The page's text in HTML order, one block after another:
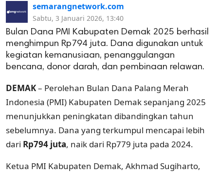
semarangnetwork.com
Sabtu, 3 Januari 2026, 13:40
Bulan Dana PMI Kabupaten Demak 2025 berhasil
menghimpun Rp794 juta. Dana digunakan untuk
kegiatan kemanusiaan, penanggulangan
bencana, donor darah, dan pembinaan relawan.
DEMAK– Perolehan Bulan Dana Palang Merah
Indonesia (PMI) Kabupaten Demak sepanjang 2025
menunjukkan peningkatan dibandingkan tahun
sebelumnya. Dana yang terkumpul mencapai lebih
dari Rp794 juta, naik dari Rp779 juta pada 2024.
Ketua PMI Kabupaten Demak, Akhmad Sugiharto,